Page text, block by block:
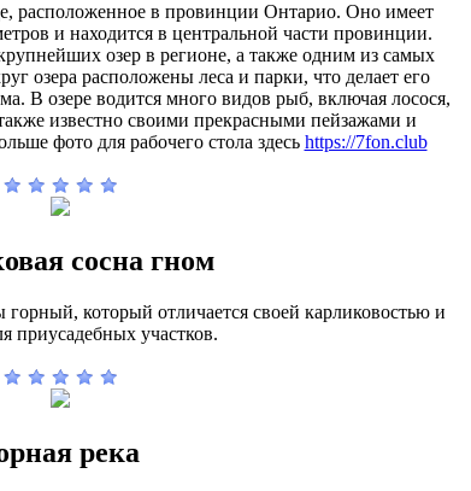
расположенное в провинции Онтарио. Оно имеет
и находится в центральной части провинции.
озер в регионе, а также одним из самых
озера расположены леса и парки, что делает его
В озере водится много видов рыб, включая лосося,
известно своими прекрасными пейзажами и
фото для рабочего стола здесь https://7fon.club
сосна гном
горный, который отличается своей карликовостью и
приусадебных участков.
река